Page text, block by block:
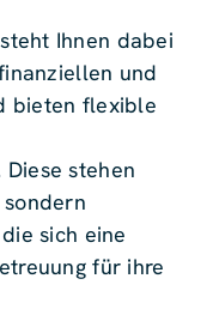
Ihnen dabei
und
bieten flexible
stehen
sich eine
für ihre